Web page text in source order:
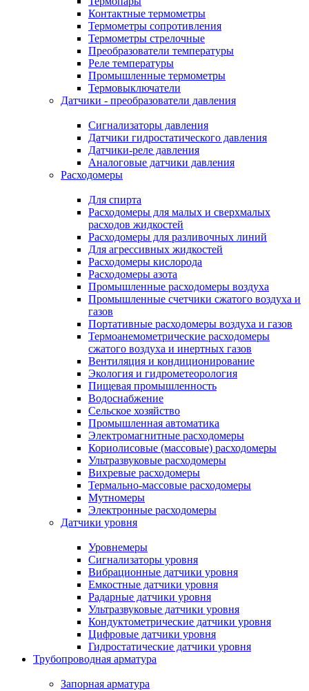
Контактные термометры
Термометры сопротивления
Термометры стрелочные
Преобразователи температуры
Реле температуры
Промышленные термометры
Термовыключатели
Датчики - преобразователи давления
Сигнализаторы давления
Датчики гидростатического давления
Датчики-реле давления
Аналоговые датчики давления
Расходомеры
Для спирта
Расходомеры для малых и сверхмалых
расходов жидкостей
Расходомеры для разливочных линий
Для агрессивных жидкостей
Расходомеры кислорода
Расходомеры азота
Промышленные расходомеры воздуха
Промышленные счетчики сжатого воздуха и
газов
Портативные расходомеры воздуха и газов
Термоанемометрические расходомеры
сжатого воздуха и инертных газов
Вентиляция и кондиционирование
Экология и гидрометеорология
Пищевая промышленность
Водоснабжение
Сельское хозяйство
Промышленная автоматика
Электромагнитные расходомеры
Кориолисовые (массовые) расходомеры
Ультразвуковые расходомеры
Вихревые расходомеры
Термально-массовые расходомеры
Мутномеры
Электронные расходомеры
Датчики уровня
Уровнемеры
Сигнализаторы уровня
Вибрационные датчики уровня
Емкостные датчики уровня
Радарные датчики уровня
Ультразвуковые датчики уровня
Кондуктометрические датчики уровня
Цифровые датчики уровня
Гидростатические датчики уровня
Трубопроводная арматура
Запорная арматура